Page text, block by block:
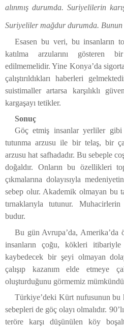
alınmış durumda. Suriyelilerin
Suriyeliler mağdur durumda. Bunun
Esasen bu veri, bu insanların
katılma arzularını gösteren
edilmemelidir. Yine Konya’da
çalıştırıldıkları haberleri
suistimaller artarsa karşılıklı
kargaşayı tetikler.
Sonuç
Göç etmiş insanlar yerliler
tutunma arzusu ile bir telaş, bir
arzusu hat safhadadır. Bu sebeple
doğaldır. Onların bu özellikleri
çıkmalarına dolayısıyla
sebep olur. Akademik olmayan bu
tırnaklarıyla tutunur.
budur.
Bu gün Avrupa’da, Amerika’da
insanların çoğu, kökleri itibariyle
kaybedecek bir şeyi olmayan
çalışıp kazanım elde etmeye
oluşturduğunu görmemiz
Türkiye’deki Kürt nufusunun bu
sebepleri de göç olayı olmalıdır.
teröre karşı düşünülen köy